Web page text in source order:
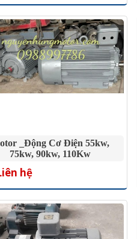
_Động Cơ Điện 55kw,
75kw, 90kw, 110Kw
hệ